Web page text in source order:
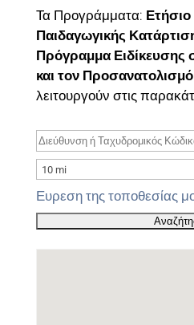
Τα Προγράμματα:
Παιδαγωγικής
Πρόγραμμα Ειδίκευσης
και τον
λειτουργούν στις
Ευρεση της τοποθεσίας